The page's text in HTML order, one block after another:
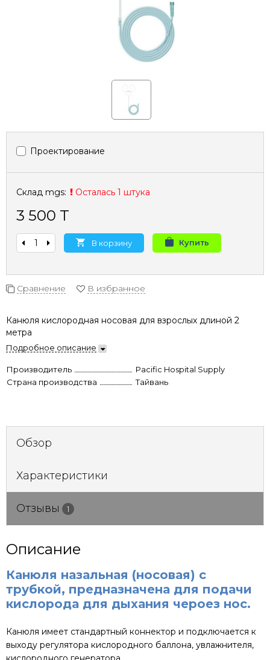
Проектирование
Склад mgs: Осталась 1 штука
3 500 T
В корзину Купить
Сравнение В избранное
Канюля кислородная носовая для взрослых длиной 2
метра
Подробное описание
Производитель
Pacific Hospital Supply
Страна производства
Тайвань
Обзор
Характеристики
Отзывы 1
Описание
Канюля назальная (носовая) с
трубкой, предназначена для подачи
кислорода для дыхания чероез нос.
Канюля имеет стандартный коннектор и подключается к
выходу регулятора кислородного баллона, увлажнителя,